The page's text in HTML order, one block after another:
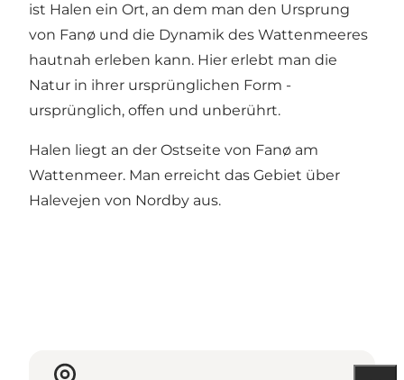
ist Halen ein Ort, an dem man den Ursprung
von Fanø und die Dynamik des Wattenmeeres
hautnah erleben kann. Hier erlebt man die
Natur in ihrer ursprünglichen Form -
ursprünglich, offen und unberührt.
Halen liegt an der Ostseite von Fanø am
Wattenmeer. Man erreicht das Gebiet über
Halevejen von Nordby aus.